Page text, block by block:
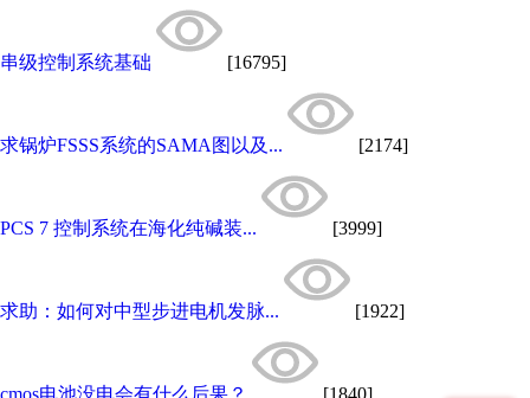
串级控制系统基础 [16795]
求锅炉FSSS系统的SAMA图以及... [2174]
PCS 7 控制系统在海化纯碱装... [3999]
求助：如何对中型步进电机发脉... [1922]
cmos电池没电会有什么后果？ [1840]